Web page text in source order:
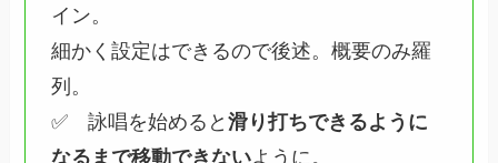
イン。
細かく設定はできるので後述。概要のみ羅
列。
✅ 詠唱を始めると 滑り打ちできるように
なるまで移動できないように。